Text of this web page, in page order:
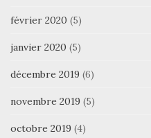
février 2020 (5)
janvier 2020 (5)
décembre 2019 (6)
novembre 2019 (5)
octobre 2019 (4)